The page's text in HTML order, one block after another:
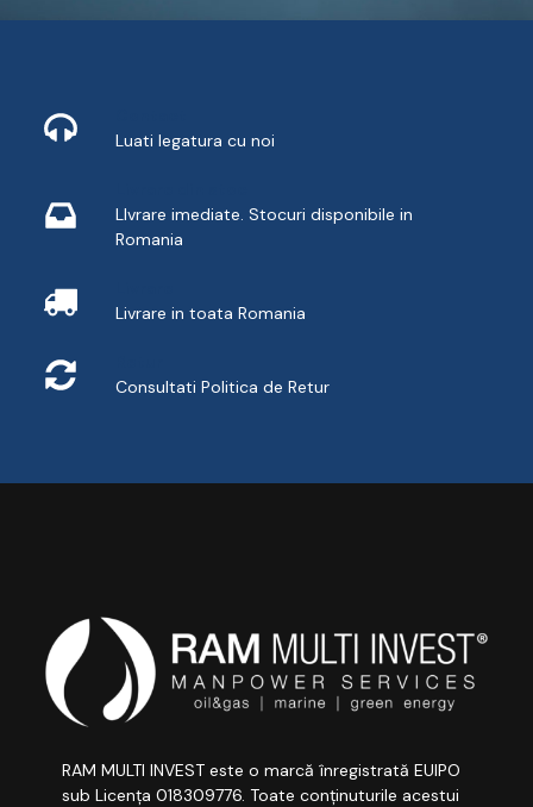
Luati legatura cu noi
LIvrare imediate. Stocuri disponibile in
Romania
Livrare in toata Romania
Consultati Politica de Retur
RAM MULTI INVEST este o marcă înregistrată EUIPO
sub Licența 018309776. Toate conținuturile acestui